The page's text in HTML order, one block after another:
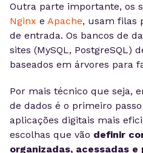
Outra parte importante, os
Nginx e Apache, usam filas
de entrada. Os bancos de
sites (MySQL, PostgreSQL)
baseados em árvores para
Por mais técnico que seja,
de dados é o primeiro
aplicações digitais mais
escolhas que vão definir
organizadas, acessadas e